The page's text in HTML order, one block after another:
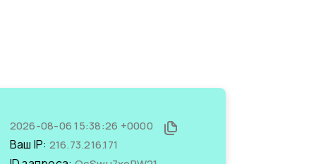
2026-08-06 15:38:26 +0000
Ваш IP: 216.73.216.171